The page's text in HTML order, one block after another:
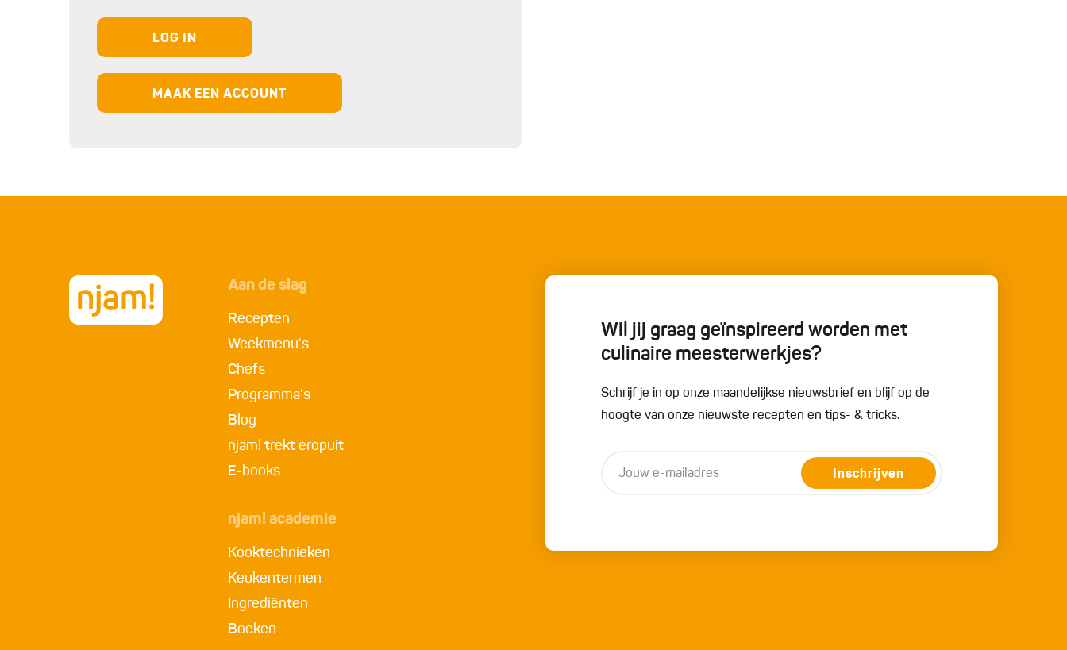
LOG IN
MAAK EEN ACCOUNT
Aan de slag
Recepten
Weekmenu's
Chefs
Programma's
Blog
njam! trekt eropuit
E-books
njam! academie
Kooktechnieken
Keukentermen
Ingrediënten
Boeken
Wil jij graag geïnspireerd worden met
culinaire meesterwerkjes?
Schrijf je in op onze maandelijkse nieuwsbrief en blijf op de
hoogte van onze nieuwste recepten en tips- & tricks.
Inschrijven